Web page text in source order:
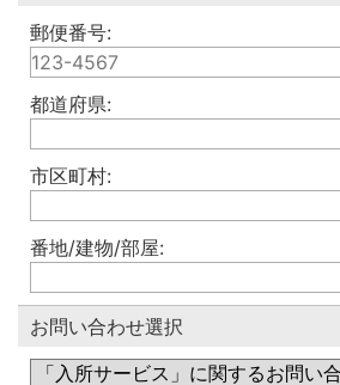
郵便番号:
都道府県:
市区町村:
番地/建物/部屋:
お問い合わせ選択